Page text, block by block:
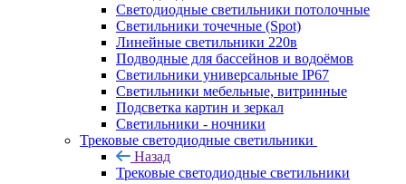
Светодиодные светильники потолочные
Светильники точечные (Spot)
Линейные светильники 220в
Подводные для бассейнов и водоёмов
Светильники универсальные IP67
Светильники мебельные, витринные
Подсветка картин и зеркал
Светильники - ночники
Трековые светодиодные светильники
Назад
Трековые светодиодные светильники